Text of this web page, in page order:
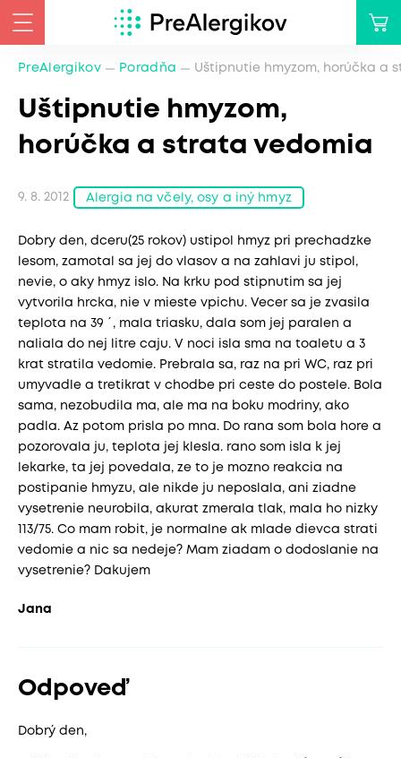
PreAlergikov Poradňa Uštipnutie hmyzom, horúčka a
Uštipnutie hmyzom,
horúčka a strata vedomia
9. 8. 2012 Alergia na včely, osy a iný hmyz
Dobry den, dceru(25 rokov) ustipol hmyz pri prechadzke
lesom, zamotal sa jej do vlasov a na zahlavi ju stipol,
nevie, o aky hmyz islo. Na krku pod stipnutim sa jej
vytvorila hrcka, nie v mieste vpichu. Vecer sa je zvasila
teplota na 39 ´, mala triasku, dala som jej paralen a
naliala do nej litre caju. V noci isla sma na toaletu a 3
krat stratila vedomie. Prebrala sa, raz na pri WC, raz pri
umyvadle a tretikrat v chodbe pri ceste do postele. Bola
sama, nezobudila ma, ale ma na boku modriny, ako
padla. Az potom prisla po mna. Do rana som bola hore a
pozorovala ju, teplota jej klesla. rano som isla k jej
lekarke, ta jej povedala, ze to je mozno reakcia na
postipanie hmyzu, ale nikde ju neposlala, ani ziadne
vysetrenie neurobila, akurat zmerala tlak, mala ho nizky
113/75. Co mam robit, je normalne ak mlade dievca strati
vedomie a nic sa nedeje? Mam ziadam o dodoslanie na
vysetrenie? Dakujem
Jana
Odpoveď
Dobrý den,